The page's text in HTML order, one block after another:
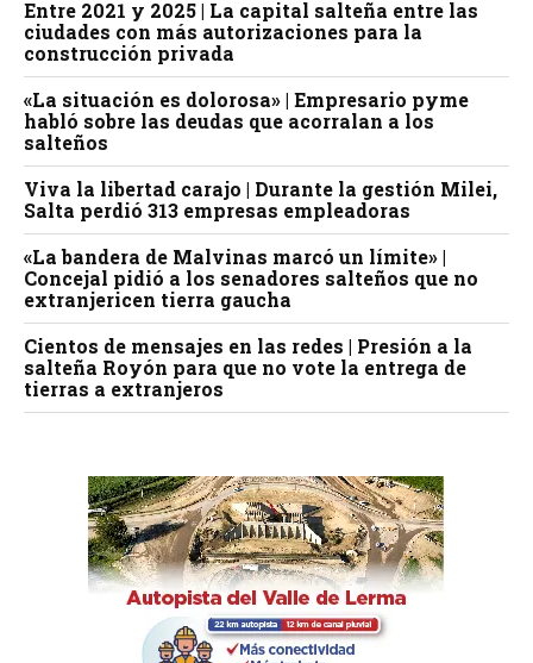
Entre 2021 y 2025 | La capital salteña entre las
ciudades con más autorizaciones para la
construcción privada
«La situación es dolorosa» | Empresario pyme
habló sobre las deudas que acorralan a los
salteños
Viva la libertad carajo | Durante la gestión Milei,
Salta perdió 313 empresas empleadoras
«La bandera de Malvinas marcó un límite» |
Concejal pidió a los senadores salteños que no
extranjericen tierra gaucha
Cientos de mensajes en las redes | Presión a la
salteña Royón para que no vote la entrega de
tierras a extranjeros